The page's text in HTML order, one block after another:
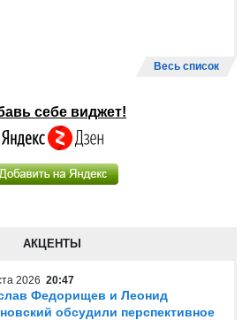
Весь список
себе виджет!
АКЦЕНТЫ
2026 20:47
Федорищев и Леонид
обсудили перспективное